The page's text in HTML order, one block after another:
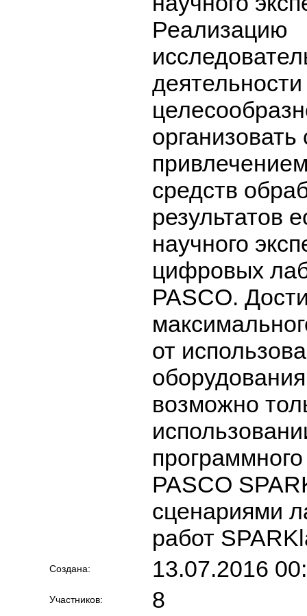
Реализацию
деятельности
организовать
средств
результатов
научного
цифровых
PASCO.
от
возможно
PASCO
сценариями
работ
Создана: 13.07.2016
Участников: 8